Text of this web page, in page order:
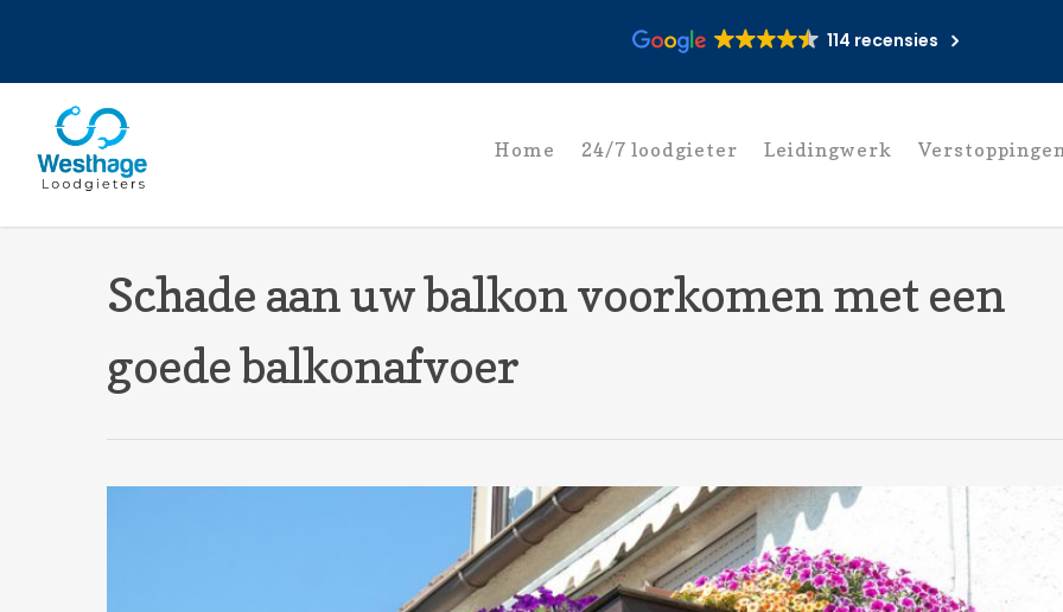
114 recensies
Home 24/7 loodgieter Leidingwerk Verstoppingen
Schade aan uw balkon voorkomen met een
goede balkonafvoer